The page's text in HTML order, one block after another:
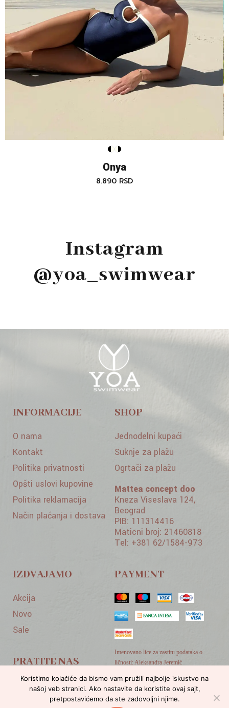
Onya
8.890 RSD
Instagram
@yoa_swimwear
INFORMACIJE
O nama
Kontakt
Politika privatnosti
Opšti uslovi kupovine
Politika reklamacija
Način plaćanja i dostava
SHOP
Jednodelni kupaći
Suknje za plažu
Ogrtači za plažu
Mattea concept doo
Kneza Viseslava 124,
Beograd
PIB: 111314416
Maticni broj: 21460818
Tel: +381 62/1584-973
IZDVAJAMO
Akcija
Novo
Sale
PRATITE NAS
PAYMENT
Imenovano lice za zastitu podataka o
ličnosti: Aleksandra Jeremić
Developed byCubes
Koristimo kolačiće da bismo vam pružili najbolje iskustvo na
našoj veb stranici. Ako nastavite da koristite ovaj sajt,
pretpostavićemo da ste zadovoljni njime.